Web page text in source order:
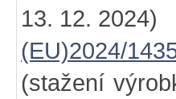
13. 12. 2024)
(EU)2024/
(stažení